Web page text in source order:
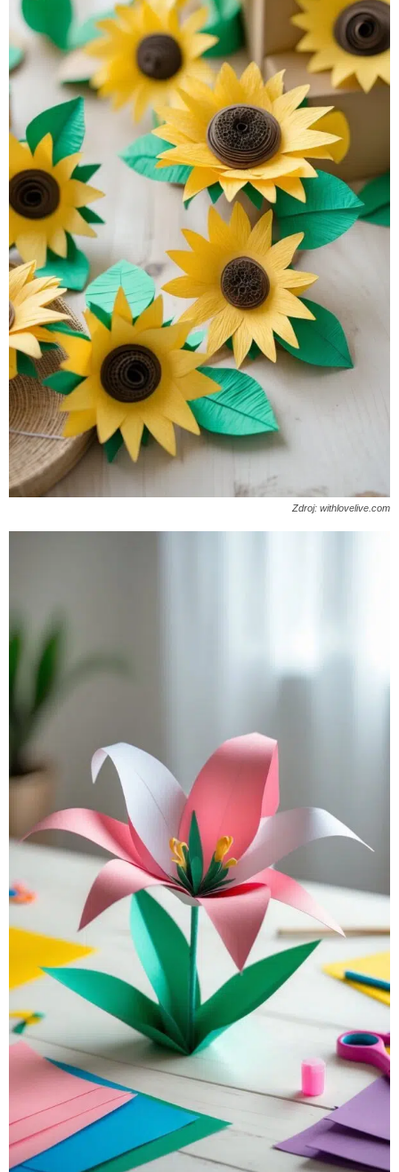
Zdroj: withlovelive.com